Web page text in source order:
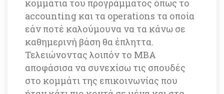
κομμάτια του προγράμματος όπως το
accounting και τα operations τα οποία
εάν ποτέ καλούμουνα να τα κάνω σε
καθημερινή βάση θα έπληττα.
Τελειώνοντας λοιπόν το MBA
αποφάσισα να συνεχίσω τις σπουδές
στο κομμάτι της επικοινωνίας που